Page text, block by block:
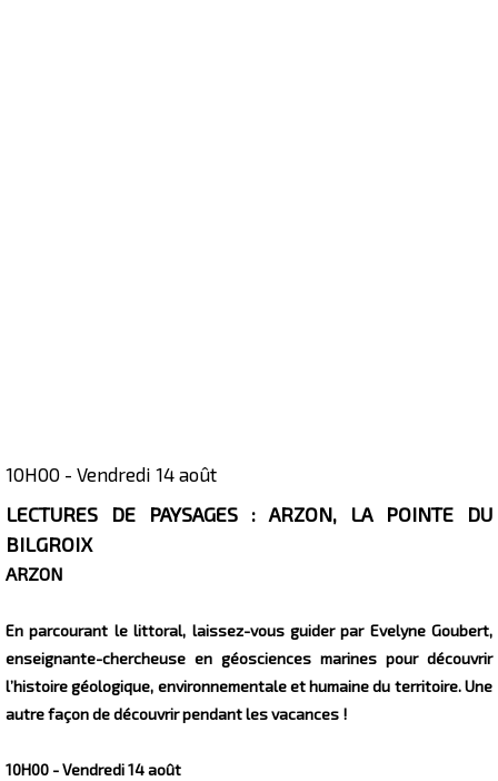
Présentation
10H00 - Vendredi 14 août
LECTURES DE PAYSAGES : ARZON, LA POINTE DU
BILGROIX
ARZON
En parcourant le littoral, laissez-vous guider par Evelyne Goubert,
enseignante-chercheuse en géosciences marines pour découvrir
l’histoire géologique, environnementale et humaine du territoire. Une
autre façon de découvrir pendant les vacances !
10H00 - Vendredi 14 août